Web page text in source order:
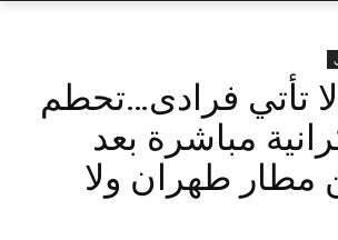
تأتي فرادى…تحطم
مباشرة بعد
مطار طهران ولا